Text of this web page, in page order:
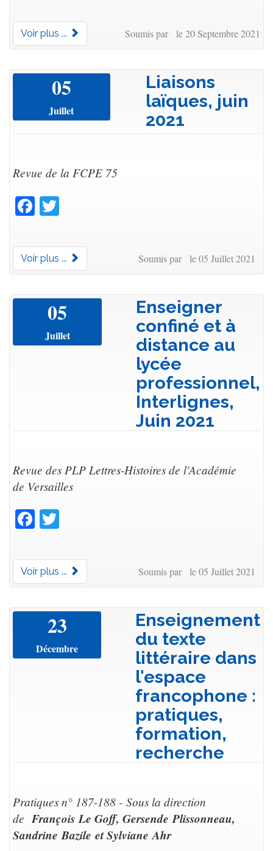
Voir plus ... Soumis par le 20 Septembre 2021
05
Juillet
Liaisons
laïques, juin
2021
Revue de la FCPE 75
Facebook
Voir plus ... Soumis par le 05 Juillet 2021
05
Juillet
Enseigner
confiné et à
distance au
lycée
professionnel,
Interlignes,
Juin 2021
Revue des PLP Lettres-Histoires de l'Académie
de Versailles
Facebook
Voir plus ... Soumis par le 05 Juillet 2021
23
Décembre
Enseignement
du texte
littéraire dans
l'espace
francophone :
pratiques,
formation,
recherche
Pratiques n° 187-188 - Sous la direction
deFrançois Le Goff, Gersende Plissonneau,
Sandrine Bazile et Sylviane Ahr